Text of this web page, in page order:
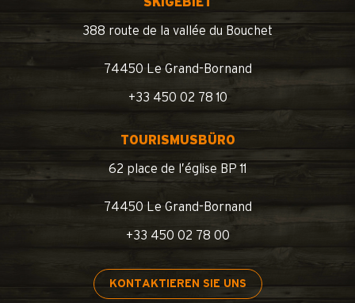
388 route de la vallée du Bouchet
74450 Le Grand-Bornand
+33 450 02 78 10
TOURISMUSBÜRO
62 place de l’église BP 11
74450 Le Grand-Bornand
+33 450 02 78 00
KONTAKTIEREN SIE UNS